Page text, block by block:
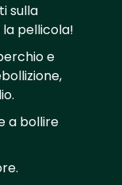
sulla
pellicola!
e
a bollire